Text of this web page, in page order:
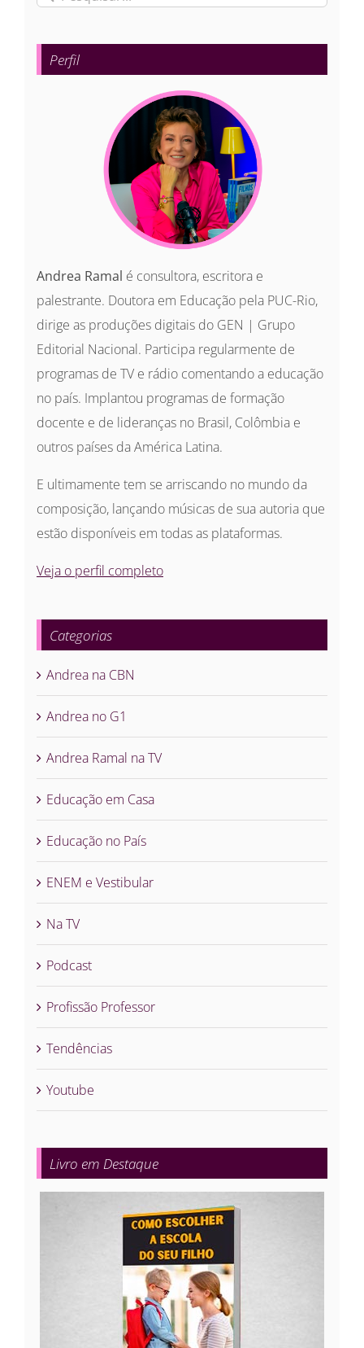
para:
Perfil
Andrea Ramal é consultora, escritora e
palestrante. Doutora em Educação pela PUC-Rio,
dirige as produções digitais do GEN | Grupo
Editorial Nacional. Participa regularmente de
programas de TV e rádio comentando a educação
no país. Implantou programas de formação
docente e de lideranças no Brasil, Colômbia e
outros países da América Latina.
E ultimamente tem se arriscando no mundo da
composição, lançando músicas de sua autoria que
estão disponíveis em todas as plataformas.
Veja o perfil completo
Categorias
Andrea na CBN
Andrea no G1
Andrea Ramal na TV
Educação em Casa
Educação no País
ENEM e Vestibular
Na TV
Podcast
Profissão Professor
Tendências
Youtube
Livro em Destaque